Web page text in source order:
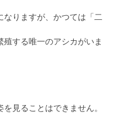
りますが、かつては「二
する唯一のアシカがいま
見ることはできません。